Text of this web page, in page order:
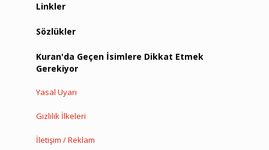
Linkler
Sözlükler
Kuran'da Geçen İsimlere Dikkat Etmek
Gerekiyor
Yasal Uyarı
Gizlilik İlkeleri
İletişim / Reklam